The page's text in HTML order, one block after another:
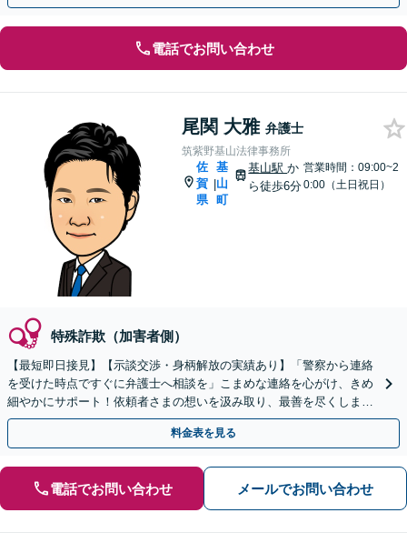
電話でお問い合わせ
尾関 大雅 弁護士
筑紫野基山法律事務所
佐
賀
県
|
基
山
町
基山駅か
ら徒歩6分
営業時間：09:00~2
0:00（土日祝日）
特殊詐欺（加害者側）
【最短即日接見】【示談交渉・身柄解放の実績あり】「警察から連絡
を受けた時点ですぐに弁護士へ相談を」こまめな連絡を心がけ、きめ
細やかにサポート！依頼者さまの想いを汲み取り、最善を尽くします
【完全個室対応／守秘義務厳守】【土日祝・夜間相談可】
料金表を見る
電話でお問い合わせ メールでお問い合わせ